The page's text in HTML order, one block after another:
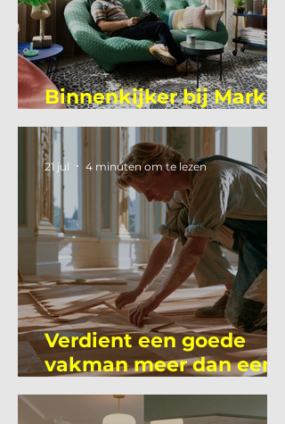
Binnenkijker bij Mark
Mutsaers
Verdient een goede
vakman meer dan een
gemiddelde
academicus?
21 jul 4 minuten om te lezen